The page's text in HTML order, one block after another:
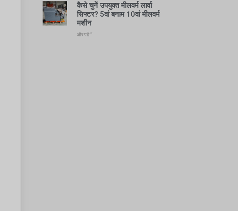
कैसे चुनें उपयुक्त मीलवर्म लार्वा
सिफ्टर? 5वां बनाम 10वां मीलवर्म
मशीन
और पढ़ें "